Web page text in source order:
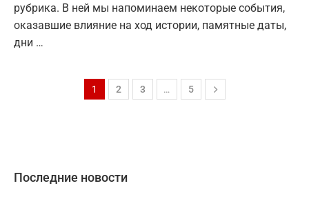
рубрика. В ней мы напоминаем некоторые события,
оказавшие влияние на ход истории, памятные даты,
дни …
1 2 3 … 5
Последние новости